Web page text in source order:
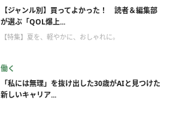
【ジャンル別】買ってよかった！ 読者＆編集部
が選ぶ「QOL爆上...
【特集】夏を、軽やかに、おしゃれに。
働く
「私には無理」を抜け出した30歳がAIと見つけた
新しいキャリア...